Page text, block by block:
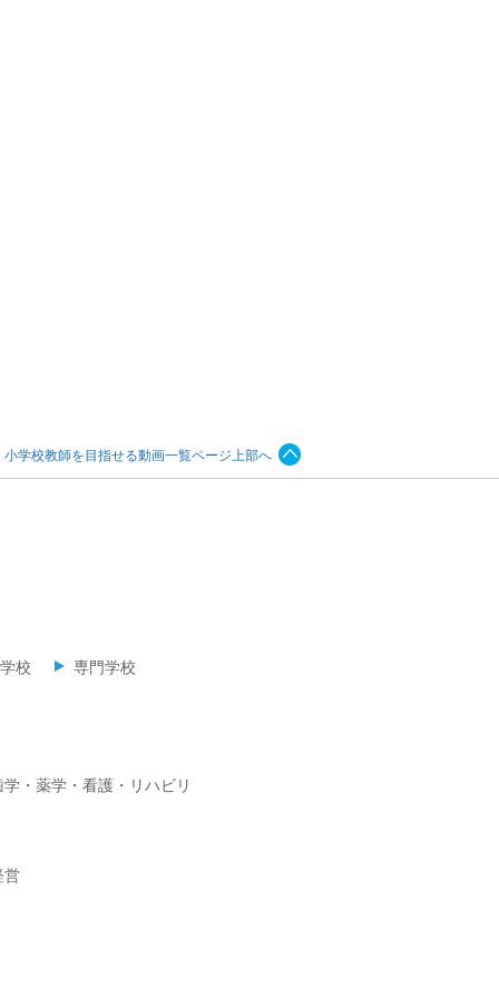
小学校教師を目指せる動画一覧ページ上部へ
校
専門学校
学・薬学・看護・リハビリ
営